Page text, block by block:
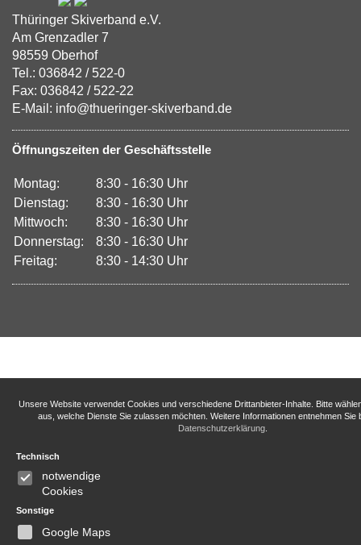
Thüringer Skiverband e.V.
Am Grenzadler 7
98559 Oberhof
Tel.: 036842 / 522-0
Fax: 036842 / 522-22
E-Mail: info@thueringer-skiverband.de
Öffnungszeiten der Geschäftsstelle
Montag:
8:30 - 16:30 Uhr
Dienstag:
8:30 - 16:30 Uhr
Mittwoch:
8:30 - 16:30 Uhr
Donnerstag:
8:30 - 16:30 Uhr
Freitag:
8:30 - 14:30 Uhr
Unsere Website verwendet Cookies und verschiedene Drittanbieter-Inhalte. Bitte
aus, welche Dienste Sie zulassen möchten. Weitere Informationen entnehmen Sie
Datenschutzerklärung.
Technisch
notwendige
Cookies
Sonstige
Google Maps